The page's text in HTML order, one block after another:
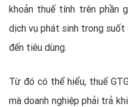
khoản thuế tính trên phần
dịch vụ phát sinh trong
đến tiêu dùng.
Từ đó có thể hiểu, thuế
mà doanh nghiệp phải trả